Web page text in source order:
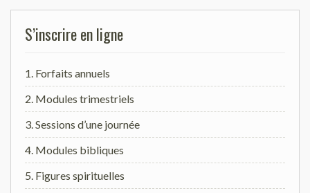
S’inscrire en ligne
1. Forfaits annuels
2. Modules trimestriels
3. Sessions d’une journée
4. Modules bibliques
5. Figures spirituelles